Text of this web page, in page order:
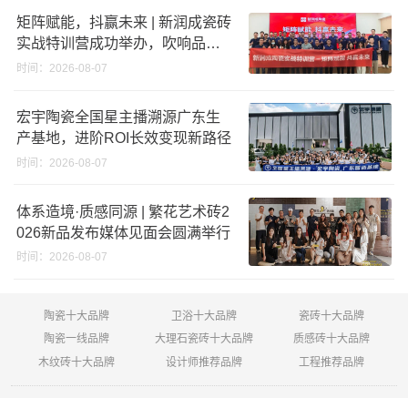
矩阵赋能，抖赢未来 | 新润成瓷砖
实战特训营成功举办，吹响品牌
秋季营销冲锋号！
时间：2026-08-07
宏宇陶瓷全国星主播溯源广东生
产基地，进阶ROI长效变现新路径
时间：2026-08-07
体系造境·质感同源 | 繁花艺术砖2
026新品发布媒体见面会圆满举行
时间：2026-08-07
陶瓷十大品牌 卫浴十大品牌
瓷砖十大品牌
陶瓷一线品牌
大理石瓷砖十大品牌
质感砖十大品牌
木纹砖十大品牌
设计师推荐品牌 工程推荐品牌